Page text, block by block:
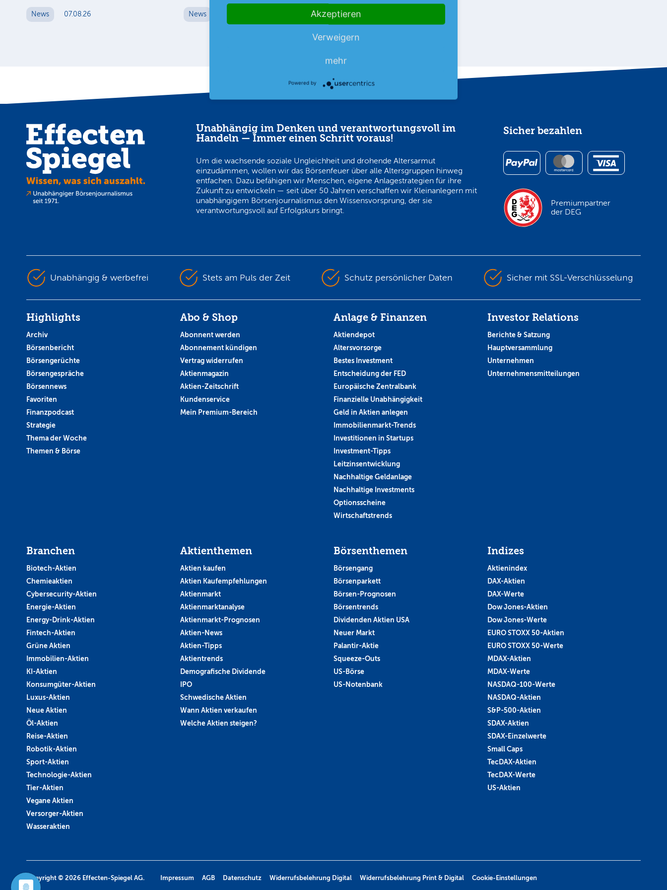
News 07.08.26 News News
Unabhängig im Denken und verantwortungsvoll im
Handeln — Immer einen Schritt voraus!
Um die wachsende soziale Ungleichheit und drohende Altersarmut
einzudämmen, wollen wir das Börsenfeuer über alle Altersgruppen hinweg
entfachen. Dazu befähigen wir Menschen, eigene Anlagestrategien für ihre
Zukunft zu entwickeln — seit über 50 Jahren verschaffen wir Kleinanlegern mit
unabhängigem Börsenjournalismus den Wissensvorsprung, der sie
verantwortungsvoll auf Erfolgskurs bringt.
Sicher bezahlen
Premiumpartner
der DEG
Unabhängig & werbefrei Stets am Puls der Zeit Schutz persönlicher Daten Sicher mit SSL-Verschlüsselung
Highlights
Archiv
Börsenbericht
Börsengerüchte
Börsengespräche
Börsennews
Favoriten
Finanzpodcast
Strategie
Thema der Woche
Themen & Börse
Abo & Shop
Abonnent werden
Abonnement kündigen
Vertrag widerrufen
Aktienmagazin
Aktien-Zeitschrift
Kundenservice
Mein Premium-Bereich
Anlage & Finanzen
Aktiendepot
Altersvorsorge
Bestes Investment
Entscheidung der FED
Europäische Zentralbank
Finanzielle Unabhängigkeit
Geld in Aktien anlegen
Immobilienmarkt-Trends
Investitionen in Startups
Investment-Tipps
Leitzinsentwicklung
Nachhaltige Geldanlage
Nachhaltige Investments
Optionsscheine
Wirtschaftstrends
Investor Relations
Berichte & Satzung
Hauptversammlung
Unternehmen
Unternehmensmitteilungen
Branchen
Biotech-Aktien
Chemieaktien
Cybersecurity-Aktien
Energie-Aktien
Energy-Drink-Aktien
Fintech-Aktien
Grüne Aktien
Immobilien-Aktien
KI-Aktien
Konsumgüter-Aktien
Luxus-Aktien
Neue Aktien
Öl-Aktien
Reise-Aktien
Robotik-Aktien
Sport-Aktien
Technologie-Aktien
Tier-Aktien
Vegane Aktien
Versorger-Aktien
Wasseraktien
Aktienthemen
Aktien kaufen
Aktien Kaufempfehlungen
Aktienmarkt
Aktienmarktanalyse
Aktienmarkt-Prognosen
Aktien-News
Aktien-Tipps
Aktientrends
Demografische Dividende
IPO
Schwedische Aktien
Wann Aktien verkaufen
Welche Aktien steigen?
Börsenthemen
Börsengang
Börsenparkett
Börsen-Prognosen
Börsentrends
Dividenden Aktien USA
Neuer Markt
Palantir-Aktie
Squeeze-Outs
US-Börse
US-Notenbank
Indizes
Aktienindex
DAX-Aktien
DAX-Werte
Dow Jones-Aktien
Dow Jones-Werte
EURO STOXX 50-Aktien
EURO STOXX 50-Werte
MDAX-Aktien
MDAX-Werte
NASDAQ-100-Werte
NASDAQ-Aktien
S&P-500-Aktien
SDAX-Aktien
SDAX-Einzelwerte
Small Caps
TecDAX-Aktien
TecDAX-Werte
US-Aktien
Copyright © 2026 Effecten-Spiegel AG. Impressum AGB Datenschutz Widerrufsbelehrung Digital Widerrufsbelehrung Print & Digital Cookie-Einstellungen
Akzeptieren
Verweigern
mehr
Powered by